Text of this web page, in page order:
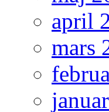
april
mars